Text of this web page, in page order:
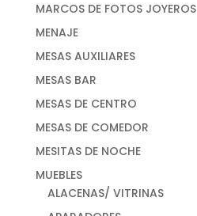
MARCOS DE FOTOS JOYEROS
MENAJE
MESAS AUXILIARES
MESAS BAR
MESAS DE CENTRO
MESAS DE COMEDOR
MESITAS DE NOCHE
MUEBLES
ALACENAS/ VITRINAS